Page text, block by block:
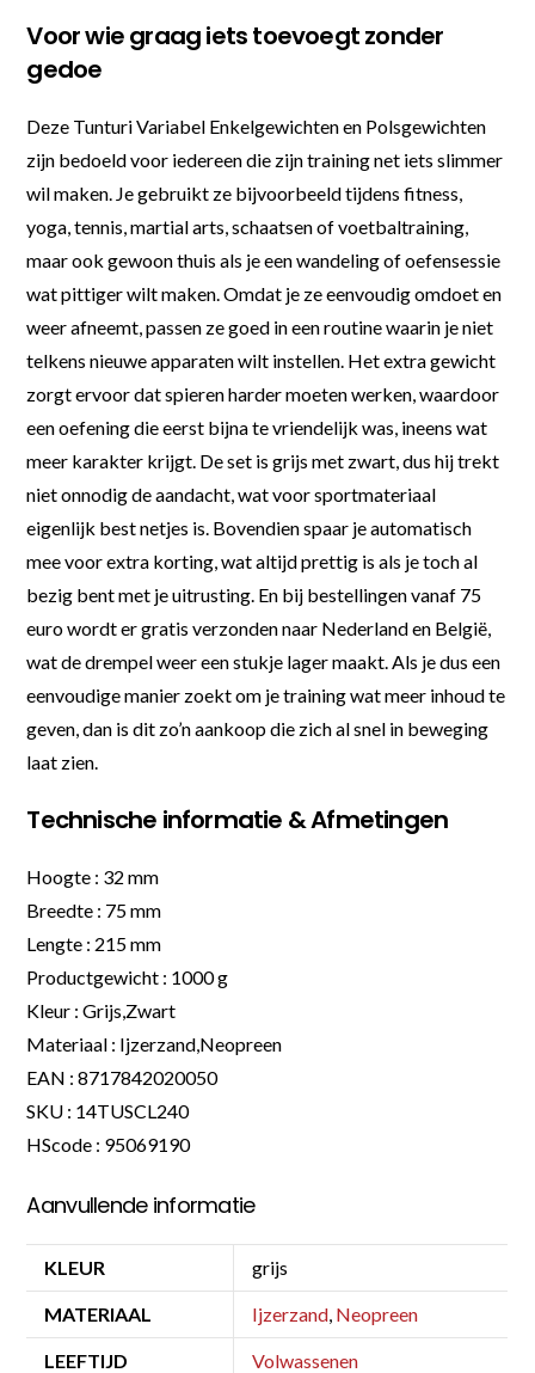
Voor wie graag iets toevoegt zonder
gedoe
Deze Tunturi Variabel Enkelgewichten en Polsgewichten
zijn bedoeld voor iedereen die zijn training net iets slimmer
wil maken. Je gebruikt ze bijvoorbeeld tijdens fitness,
yoga, tennis, martial arts, schaatsen of voetbaltraining,
maar ook gewoon thuis als je een wandeling of oefensessie
wat pittiger wilt maken. Omdat je ze eenvoudig omdoet en
weer afneemt, passen ze goed in een routine waarin je niet
telkens nieuwe apparaten wilt instellen. Het extra gewicht
zorgt ervoor dat spieren harder moeten werken, waardoor
een oefening die eerst bijna te vriendelijk was, ineens wat
meer karakter krijgt. De set is grijs met zwart, dus hij trekt
niet onnodig de aandacht, wat voor sportmateriaal
eigenlijk best netjes is. Bovendien spaar je automatisch
mee voor extra korting, wat altijd prettig is als je toch al
bezig bent met je uitrusting. En bij bestellingen vanaf 75
euro wordt er gratis verzonden naar Nederland en België,
wat de drempel weer een stukje lager maakt. Als je dus een
eenvoudige manier zoekt om je training wat meer inhoud te
geven, dan is dit zo’n aankoop die zich al snel in beweging
laat zien.
Technische informatie & Afmetingen
Hoogte : 32 mm
Breedte : 75 mm
Lengte : 215 mm
Productgewicht : 1000 g
Kleur : Grijs,Zwart
Materiaal : Ijzerzand,Neopreen
EAN : 8717842020050
SKU : 14TUSCL240
HScode : 95069190
Aanvullende informatie
KLEUR grijs
MATERIAAL Ijzerzand Neopreen
LEEFTIJD Volwassenen